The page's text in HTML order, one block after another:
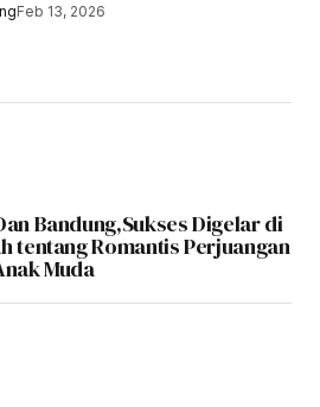
Feb 13, 2026
Bandung,Sukses Digelar di
tentang Romantis Perjuangan
Anak Muda